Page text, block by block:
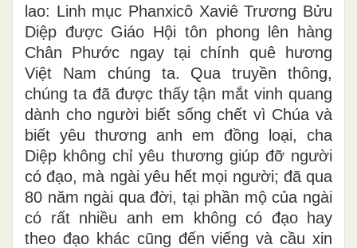
lao: Linh mục Phanxicô Xaviê Trương Bửu
Diệp được Giáo Hội tôn phong lên hàng
Chân Phước ngay tại chính quê hương
Việt Nam chúng ta. Qua truyền thông,
chúng ta đã được thấy tận mắt vinh quang
dành cho người biết sống chết vì Chúa và
biết yêu thương anh em đồng loại, cha
Diệp không chỉ yêu thương giúp đỡ người
có đạo, mà ngài yêu hết mọi người; đã qua
80 năm ngài qua đời, tại phần mộ của ngài
có rất nhiều anh em không có đạo hay
theo đạo khác cũng đến viếng và cầu xin